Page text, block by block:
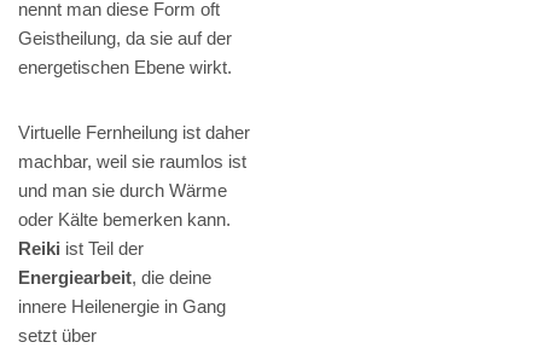
nennt man diese Form oft
Geistheilung, da sie auf der
energetischen Ebene wirkt.
Virtuelle Fernheilung ist daher
machbar, weil sie raumlos ist
und man sie durch Wärme
oder Kälte bemerken kann.
Reiki ist Teil der
Energiearbeit, die deine
innere Heilenergie in Gang
setzt über